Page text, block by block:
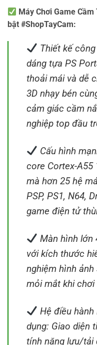
Máy Chơi Game
bật #ShopTayCam:
Thiết kế
dáng tựa PS
thoải mái và dễ
3D nhạy bén
cảm giác cầm
nghiệp top đầu
Cấu hình
core Cortex-A55
mà hơn 25 hệ
PSP, PS1, N64,
game điện tử
Màn hình lớn
với kích thước
nghiệm hình
mỏi mắt khi chơi
Hệ điều hành
dụng: Giao diện
tính năng lưu/tải